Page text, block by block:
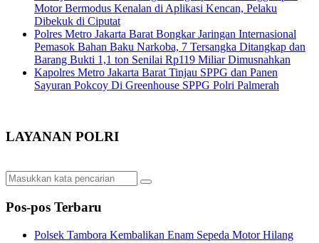
Motor Bermodus Kenalan di Aplikasi Kencan, Pelaku
Dibekuk di Ciputat
Polres Metro Jakarta Barat Bongkar Jaringan Internasional
Pemasok Bahan Baku Narkoba, 7 Tersangka Ditangkap dan
Barang Bukti 1,1 ton Senilai Rp119 Miliar Dimusnahkan
Kapolres Metro Jakarta Barat Tinjau SPPG dan Panen
Sayuran Pokcoy Di Greenhouse SPPG Polri Palmerah
LAYANAN POLRI
Pos-pos Terbaru
Polsek Tambora Kembalikan Enam Sepeda Motor Hilang